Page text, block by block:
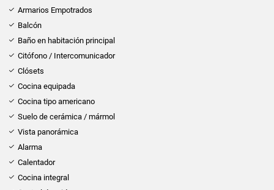
Armarios Empotrados
Balcón
Baño en habitación principal
Citófono / Intercomunicador
Clósets
Cocina equipada
Cocina tipo americano
Suelo de cerámica / mármol
Vista panorámica
Alarma
Calentador
Cocina integral